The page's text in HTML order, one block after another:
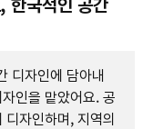
한국적인 공간
디자인에 담아내
인을 맡았어요. 공
자인하며, 지역의